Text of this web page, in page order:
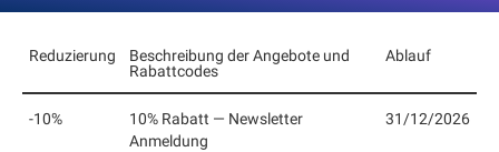
Reduzierung
Beschreibung der Angebote und
Rabattcodes
Ablauf
-10%
10% Rabatt — Newsletter
Anmeldung
31/12/2026